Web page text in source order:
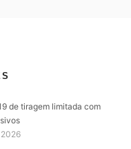
de tiragem limitada com